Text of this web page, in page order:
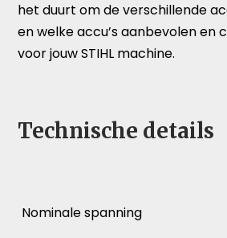
het duurt om de verschillende
en welke accu’s aanbevolen en
voor jouw STIHL machine.
Technische details
Nominale spanning